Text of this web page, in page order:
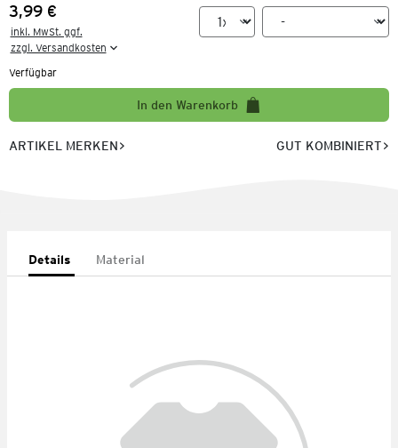
Preis:
3,99 €
inkl. MwSt. ggf.
zzgl. Versandkosten
Verfügbar
In den Warenkorb
ARTIKEL MERKEN GUT KOMBINIERT
Details Material